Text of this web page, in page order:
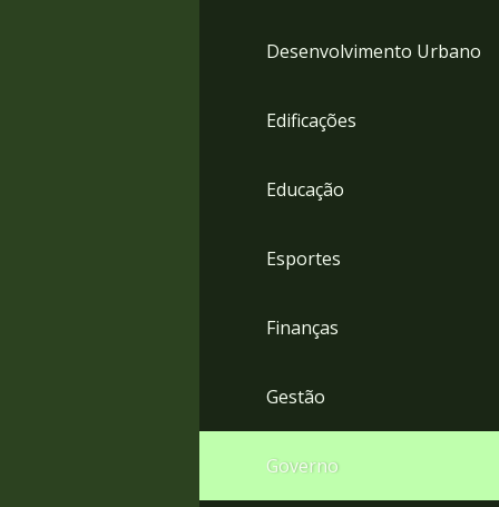
Desenvolvimento Urbano
Edificações
Educação
Esportes
Finanças
Gestão
Governo